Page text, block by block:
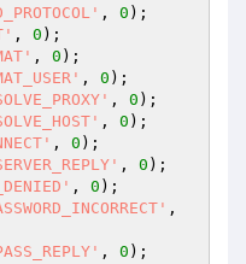
, 0 );
, 0 );
, 0 );
, 0 );
, 0 );
, 0 );
, 0 );
, 0 );
, 0 );
, 0 );